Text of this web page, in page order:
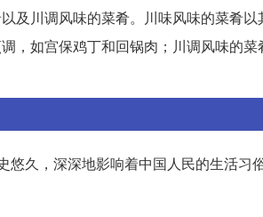
及川调风味的菜肴。川味风味的菜肴以
，如宫保鸡丁和回锅肉；川调风味的菜
悠久，深深地影响着中国人民的生活习